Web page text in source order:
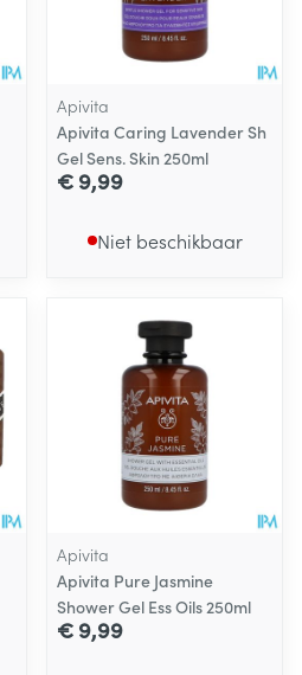
Apivita
Apivita Caring Lavender Sh
Gel Sens. Skin 250ml
€ 9,99
Niet beschikbaar
Apivita
Apivita Pure Jasmine
Shower Gel Ess Oils 250ml
€ 9,99